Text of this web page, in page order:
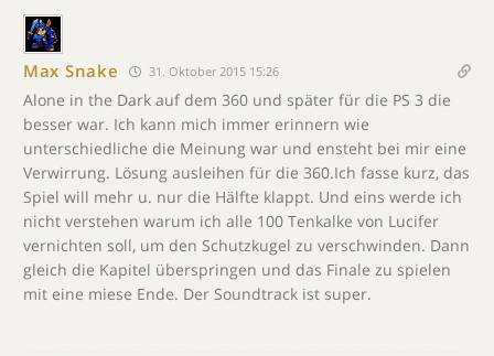
Max Snake 31. Oktober 2015 15:26
Alone in the Dark auf dem 360 und später für die PS 3 die
besser war. Ich kann mich immer erinnern wie
unterschiedliche die Meinung war und ensteht bei mir eine
Verwirrung. Lösung ausleihen für die 360.Ich fasse kurz, das
Spiel will mehr u. nur die Hälfte klappt. Und eins werde ich
nicht verstehen warum ich alle 100 Tenkalke von Lucifer
vernichten soll, um den Schutzkugel zu verschwinden. Dann
gleich die Kapitel überspringen und das Finale zu spielen
mit eine miese Ende. Der Soundtrack ist super.